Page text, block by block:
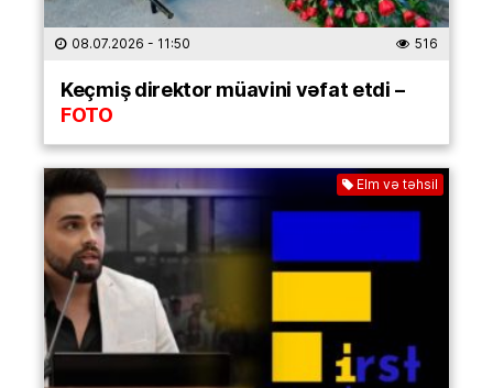
08.07.2026 - 11:50 516
Keçmiş direktor müavini vəfat etdi –
FOTO
Elm və təhsil